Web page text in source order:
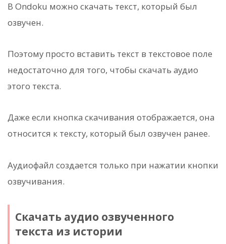
В Ondoku можно скачать текст, который был
озвучен.
Поэтому просто вставить текст в текстовое поле
недостаточно для того, чтобы скачать аудио
этого текста.
Даже если кнопка скачивания отображается, она
относится к тексту, который был озвучен ранее.
Аудиофайл создается только при нажатии кнопки
озвучивания.
Скачать аудио озвученного
текста из истории